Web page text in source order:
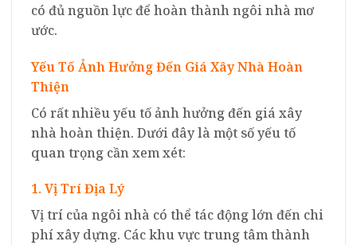
có đủ nguồn lực để hoàn thành ngôi nhà mơ
ước.
Yếu Tố Ảnh Hưởng Đến Giá Xây Nhà Hoàn
Thiện
Có rất nhiều yếu tố ảnh hưởng đến giá xây
nhà hoàn thiện. Dưới đây là một số yếu tố
quan trọng cần xem xét:
1. Vị Trí Địa Lý
Vị trí của ngôi nhà có thể tác động lớn đến chi
phí xây dựng. Các khu vực trung tâm thành